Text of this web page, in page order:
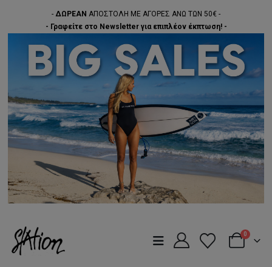
- ΔΩΡΕΑΝ ΑΠΟΣΤΟΛΗ ΜΕ ΑΓΟΡΕΣ ΑΝΩ ΤΩΝ 50€ -
- Γραφείτε στο Newsletter για επιπλέον έκπτωση! -
0